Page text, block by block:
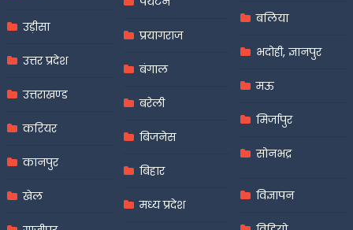
उड़ीसा
उत्तर प्रदेश
उत्तराखण्ड
करियर
कानपुर
खेल
प्रयागराज
बंगाल
बरेली
बिजनेस
बिहार
मध्य प्रदेश
बलिया
भदोही, ज्ञानपुर
मऊ
मिर्जापुर
सोनभद्र
विज्ञापन